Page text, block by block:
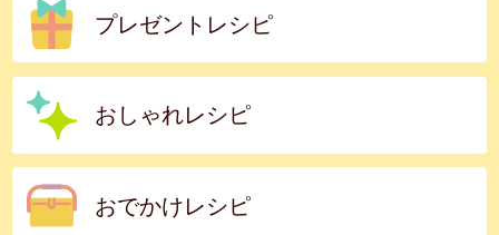
プレゼントレシピ
おしゃれレシピ
おでかけレシピ